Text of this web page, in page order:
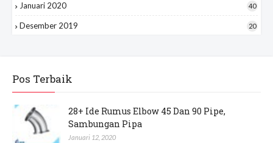
Januari 2020 40
Desember 2019 20
Pos Terbaik
28+ Ide Rumus Elbow 45 Dan 90 Pipe,
Sambungan Pipa
Januari 12, 2020